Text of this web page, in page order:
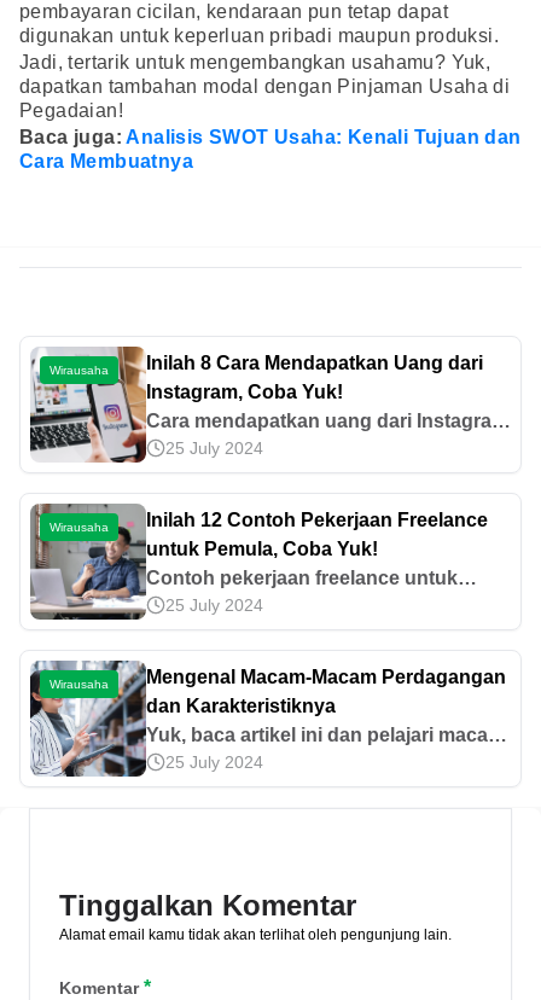
pembayaran cicilan, kendaraan pun tetap dapat
digunakan untuk keperluan pribadi maupun produksi.
Jadi, tertarik untuk mengembangkan usahamu? Yuk,
dapatkan tambahan modal dengan Pinjaman Usaha di
Pegadaian!
Baca juga:Analisis SWOT Usaha: Kenali Tujuan dan
Cara Membuatnya
Wirausaha
Inilah 8 Cara Mendapatkan Uang dari
Instagram, Coba Yuk!
Cara mendapatkan uang dari Instagram
sangat beragam, mulai menjadi
selebgram, content creator, hingga
admin akun bisnis. Ketahui cara lainnya
di sini, yuk!
25 July 2024
Wirausaha
Inilah 12 Contoh Pekerjaan Freelance
untuk Pemula, Coba Yuk!
Contoh pekerjaan freelance untuk
pemula sangat beragam, seperti
proofreader, reseller, dan translator.
Ketahui contoh pekerjaan freelance
lainnya di sini!
25 July 2024
Wirausaha
Mengenal Macam-Macam Perdagangan
dan Karakteristiknya
Yuk, baca artikel ini dan pelajari macam-
macam perdagangan dan
karakteristiknya, mulai dari domestik
25 July 2024
Tinggalkan Komentar
Alamat email kamu tidak akan terlihat oleh pengunjung lain.
Komentar*